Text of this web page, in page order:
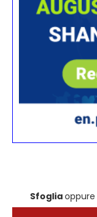
Sfogliaoppure